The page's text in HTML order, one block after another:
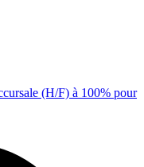
(H/F) à 100% pour